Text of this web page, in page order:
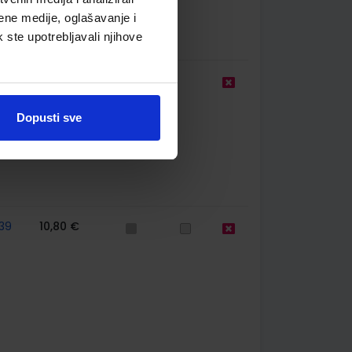
medije, oglašavanje i
ste upotrebljavali njihove
Dopusti sve
9,50 €
10,80 €